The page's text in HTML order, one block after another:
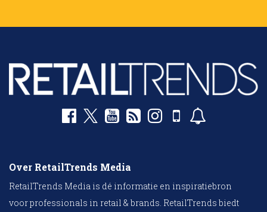
Over RetailTrends Media
RetailTrends Media is dé informatie en inspiratiebron
voor professionals in retail & brands. RetailTrends biedt